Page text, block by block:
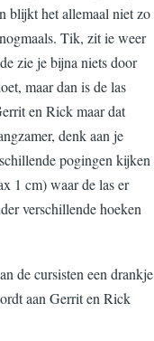
blijkt het allemaal niet zo
Tik, zit ie weer
zie je bijna niets door
maar dan is de las
en Rick maar dat
denk aan je
pogingen kijken
1 cm) waar de las er
verschillende hoeken
de cursisten een drankje
aan Gerrit en Rick